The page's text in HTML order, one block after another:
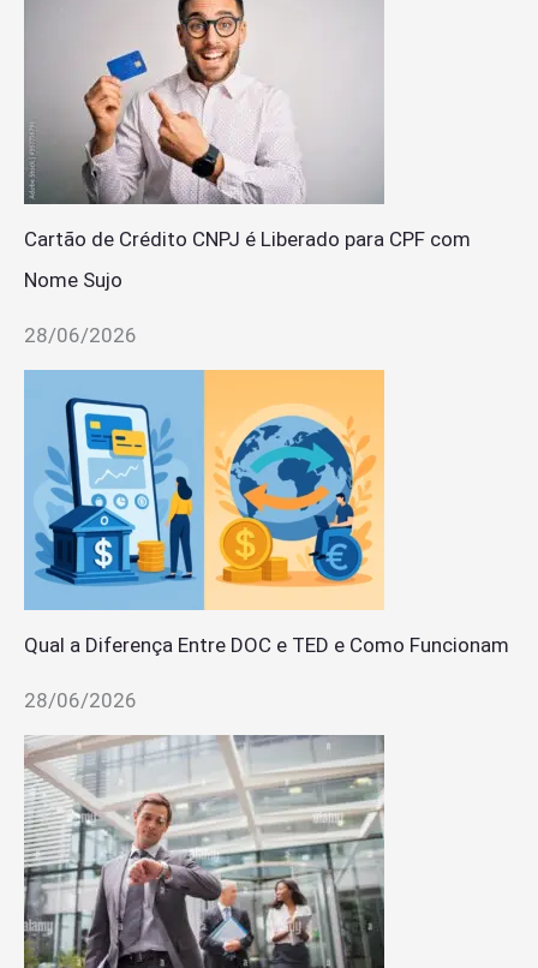
Cartão de Crédito CNPJ é Liberado para CPF com
Nome Sujo
28/06/2026
Qual a Diferença Entre DOC e TED e Como Funcionam
28/06/2026